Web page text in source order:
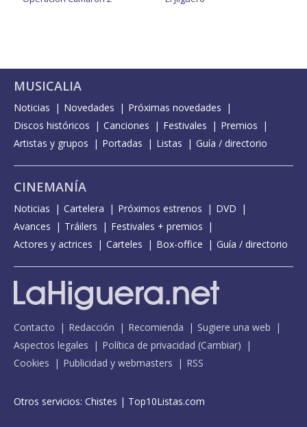
MUSICALIA
Noticias Novedades
Próximas novedades
Discos históricos
Canciones Festivales
Premios
Artistas y grupos
Portadas Listas Guía / directorio
CINEMANÍA
Noticias Cartelera Próximos estrenos
DVD
Avances
Tráilers
Festivales + premios
Actores y actrices
Carteles Box-office Guía / directorio
Contacto Redacción Recomienda
Sugiere una web
Aspectos legales
Política de privacidad (Cambiar)
Cookies
Publicidad y webmasters RSS
Otros servicios: Chistes | Top10Listas.com